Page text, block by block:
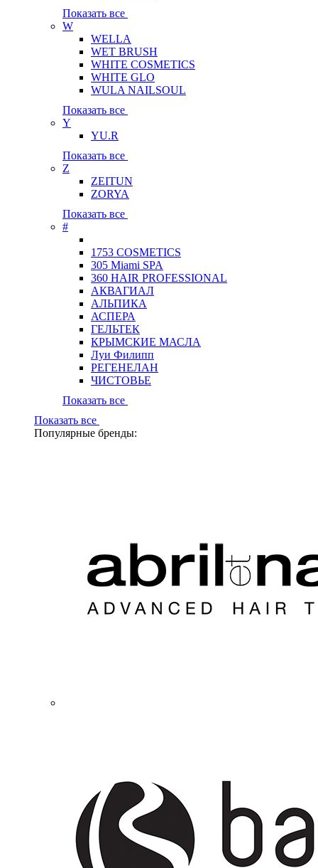
Показать все
W
WELLA
WET BRUSH
WHITE COSMETICS
WHITE GLO
WULA NAILSOUL
Показать все
Y
YU.R
Показать все
Z
ZEITUN
ZORYA
Показать все
#
1753 COSMETICS
305 Miami SPA
360 HAIR PROFESSIONAL
АКВАГИАЛ
АЛЬПИКА
АСПЕРА
ГЕЛЬТЕК
КРЫМСКИЕ МАСЛА
Луи Филипп
РЕГЕНЕЛАН
ЧИСТОВЬЕ
Показать все
Показать все
Популярные бренды: